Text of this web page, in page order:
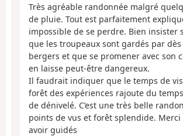
Très agréable randonnée malgré
de pluie. Tout est parfaitement
impossible de se perdre. Bien insister
que les troupeaux sont gardés par
bergers et que se promener avec son
en laisse peut-être dangereux.
Il faudrait indiquer que le temps de
forêt des expériences rajoute du
de dénivelé. C’est une très belle
points de vus et forêt splendide. Merci
avoir guidés